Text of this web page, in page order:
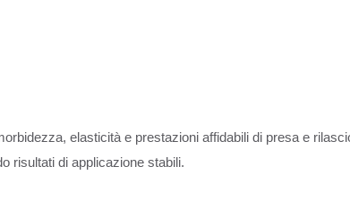
elasticità e prestazioni affidabili di presa e
risultati di applicazione stabili.